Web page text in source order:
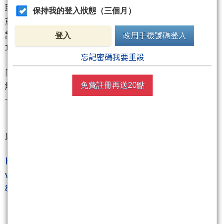
聯準會一定不能在台面上順應川普的要求，這樣以後
就會公信力大減，可能成為政客操弄的機構，各種遊
說團體將對聯準會12個理事各個擊破，匯率前瞻指引
功能將完全喪失，印鈔能力也會大幅降低。
同時川普還要準備6月即將到期的6兆美債，他光是要
解決這個問題就要頭痛萬分了。哪有人把一堆事搞在
一起，幻想同時能解決？
以下節目解釋的很清楚 美國的衰敗是被自己人出賣了
https://www.tiktok.com/@north_america_taoge/
video/7494123968991972613?_r=1&_t=ZS-
8vfZ47Svk2y
保持我的登入狀態（三個月）
登入 改用手機號碼登入
忘記密碼我要重設
免費註冊再送20點